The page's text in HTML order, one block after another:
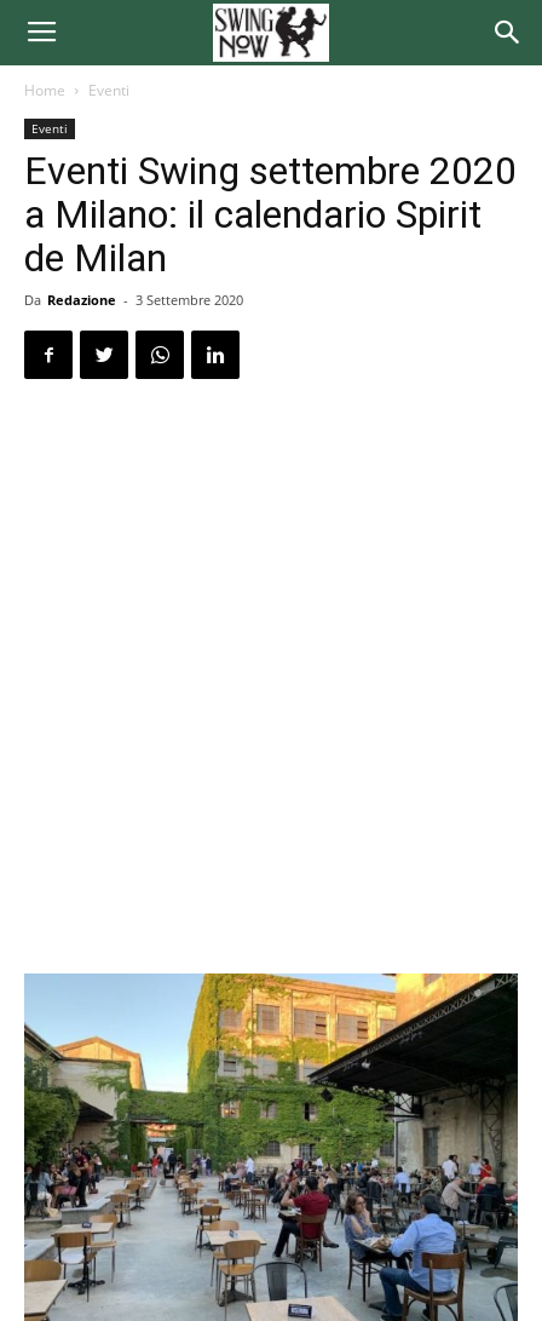
Home Eventi
Eventi
Eventi Swing settembre 2020
a Milano: il calendario Spirit
de Milan
Da Redazione - 3 Settembre 2020